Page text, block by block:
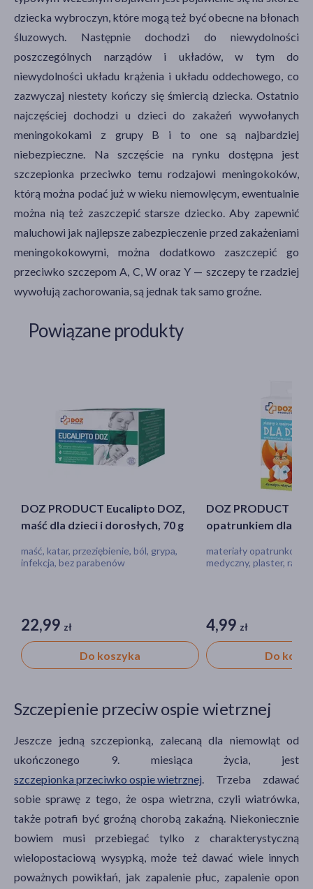
dziecka wybroczyn, które mogą też być obecne na błonach
śluzowych. Następnie dochodzi do niewydolności
poszczególnych narządów i układów, w tym do
niewydolności układu krążenia i układu oddechowego, co
zazwyczaj niestety kończy się śmiercią dziecka. Ostatnio
najczęściej dochodzi u dzieci do zakażeń wywołanych
meningokokami z grupy B i to one są najbardziej
niebezpieczne. Na szczęście na rynku dostępna jest
szczepionka przeciwko temu rodzajowi meningokoków,
którą można podać już w wieku niemowlęcym, ewentualnie
można nią też zaszczepić starsze dziecko. Aby zapewnić
maluchowi jak najlepsze zabezpieczenie przed zakażeniami
meningokokowymi, można dodatkowo zaszczepić go
przeciwko szczepom A, C, W oraz Y — szczepy te rzadziej
wywołują zachorowania, są jednak tak samo groźne.
Powiązane produkty
DOZ PRODUCT Eucalipto DOZ,
maść dla dzieci i dorosłych, 70 g
maść, katar, przeziębienie, ból, grypa,
infekcja, bez parabenów
22,99 zł
Do koszyka
DOZ PRODUCT
opatrunkiem dla
materiały
medyczny, plaster, rana,
4,99 zł
Do
Szczepienie przeciw ospie wietrznej
Jeszcze jedną szczepionką, zalecaną dla niemowląt od
ukończonego 9. miesiąca życia, jest
szczepionka przeciwko ospie wietrznej. Trzeba zdawać
sobie sprawę z tego, że ospa wietrzna, czyli wiatrówka,
także potrafi być groźną chorobą zakaźną. Niekoniecznie
bowiem musi przebiegać tylko z charakterystyczną
wielopostaciową wysypką, może też dawać wiele innych
poważnych powikłań, jak zapalenie płuc, zapalenie opon